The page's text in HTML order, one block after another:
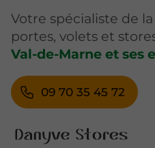
Votre spécialiste de
portes, volets et
Val-de-Marne et ses
09 70 35 45 72